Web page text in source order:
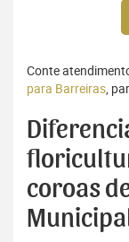
Conte
para Barreiras,
coroas